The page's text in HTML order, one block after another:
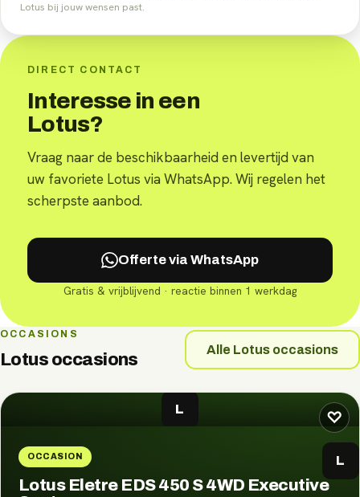
Lotus bij jouw wensen past.
DIRECT CONTACT
Interesse in een
Lotus?
Vraag naar de beschikbaarheid en levertijd van
uw favoriete Lotus via WhatsApp. Wij regelen het
scherpste aanbod.
Offerte via WhatsApp
Gratis & vrijblijvend · reactie binnen 1 werkdag
OCCASIONS
Lotus occasions
Alle Lotusoccasions
♡
L
OCCASION L
Lotus Eletre EDS 450 S 4WD Executive